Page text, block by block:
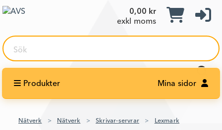
0,00 kr
exkl moms
Sök
Produkter Mina sidor
Nätverk Nätverk Skrivar-servrar Lexmark